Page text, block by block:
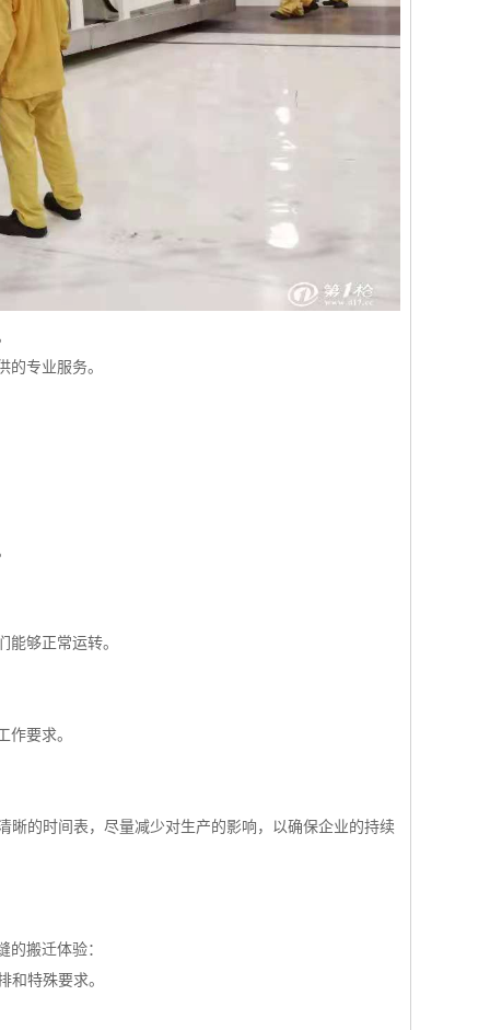
专业服务。
够正常运转。
要求。
的时间表，尽量减少对生产的影响，以确保企业的持续
搬迁体验：
和特殊要求。